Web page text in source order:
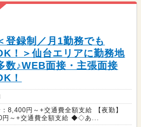
登録制／月1勤務でも
！＞仙台エリアに勤務地
数♪WEB面接・主張面接
！
：8,400円～+交通費全額支給 【夜勤】
円～+交通費全額支給 ◆◇あ...